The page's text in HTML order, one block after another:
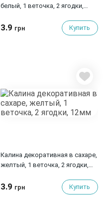
белый, 1 веточка, 2 ягодки,
3.9 грн Купить
Калина декоративная в сахаре,
желтый, 1 веточка, 2 ягодки,
3.9 грн Купить